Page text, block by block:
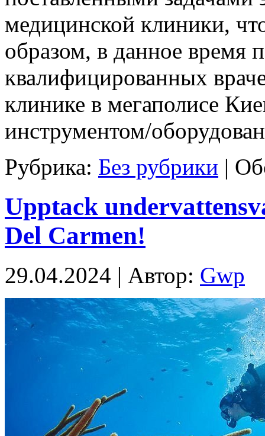
медицинской клиники,
образом, в данное
квалифицированных
клинике в мегаполисе
инструментом/
Рубрика: Без рубрики |
Upptack
Del Carmen!
29.04.2024 | Автор: Gwp